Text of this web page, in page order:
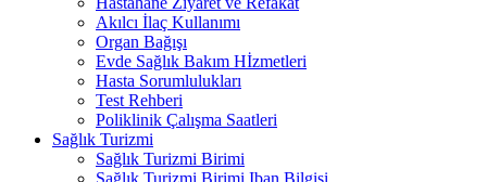
Akılcı İlaç Kullanımı
Organ Bağışı
Evde Sağlık Bakım Hİzmetleri
Hasta Sorumlulukları
Test Rehberi
Poliklinik Çalışma Saatleri
Sağlık Turizmi
Sağlık Turizmi Birimi
Sağlık Turizmi Birimi Iban Bilgisi